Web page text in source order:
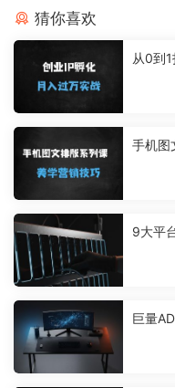
猜你喜欢
从0到
手机图
9大平
巨量